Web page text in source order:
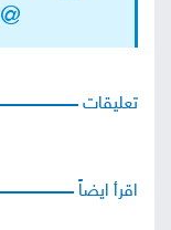
@Alasimahonline
تعليقات
اقرأ ايضاً